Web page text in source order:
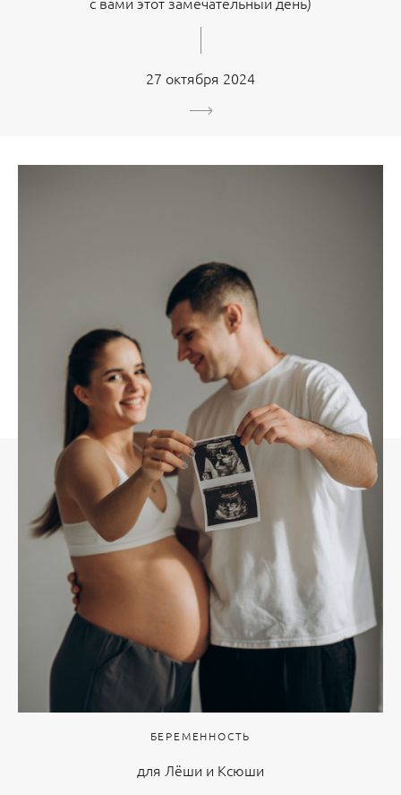
27 октября 2024
БЕРЕМЕННОСТЬ
для Лёши и Ксюши